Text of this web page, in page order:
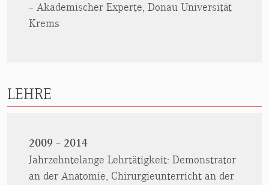
– Akademischer Experte, Donau Universität
Krems
LEHRE
2009 – 2014
Jahrzehntelange Lehrtätigkeit: Demonstrator
an der Anatomie, Chirurgieunterricht an der